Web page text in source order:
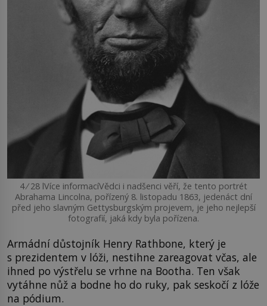
4 ⁄ 28 lVíce informacíVědci i nadšenci věří, že tento portrét
Abrahama Lincolna, pořízený 8. listopadu 1863, jedenáct dní
před jeho slavným Gettysburgským projevem, je jeho nejlepší
fotografií, jaká kdy byla pořízena.
Armádní důstojník Henry Rathbone, který je
s prezidentem v lóži, nestihne zareagovat včas, ale
ihned po výstřelu se vrhne na Bootha. Ten však
vytáhne nůž a bodne ho do ruky, pak seskočí z lóže
na pódium.